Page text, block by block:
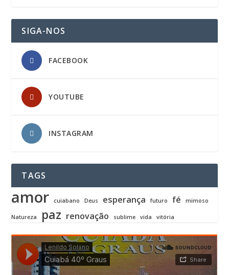
SIGA-NOS
FACEBOOK
YOUTUBE
INSTAGRAM
TAGS
amor cuiabano Deus esperança futuro fé mimoso
Natureza paz renovação sublime vida vitória